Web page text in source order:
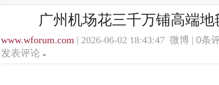
广州机场花三千万铺高端
www.wforum.com | 2026-06-02 18:43:47 微博 | 0条
发表评论